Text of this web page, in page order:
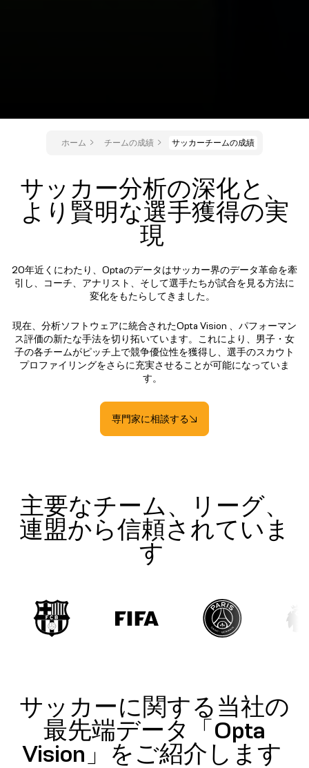
ホーム チームの成績 サッカーチームの成績
サッカー分析の深化と、
より賢明な選手獲得の実
現
20年近くにわたり、Optaのデータはサッカー界のデータ革命を牽
引し、コーチ、アナリスト、そして選手たちが試合を見る方法に
変化をもたらしてきました。
現在、分析ソフトウェアに統合されたOpta Vision 、パフォーマン
ス評価の新たな手法を切り拓いています。これにより、男子・女
子の各チームがピッチ上で競争優位性を獲得し、選手のスカウト
プロファイリングをさらに充実させることが可能になっていま
す。
専門家に相談する
主要なチーム、リーグ、
連盟から信頼されていま
す
サッカーに関する当社の
最先端データ「Opta
Vision」をご紹介します